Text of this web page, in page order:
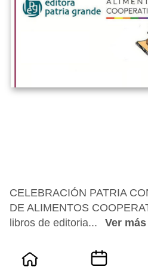
CELEBRACIÓN PATRIA
DE ALIMENTOS
libros de editoria...
Ver más